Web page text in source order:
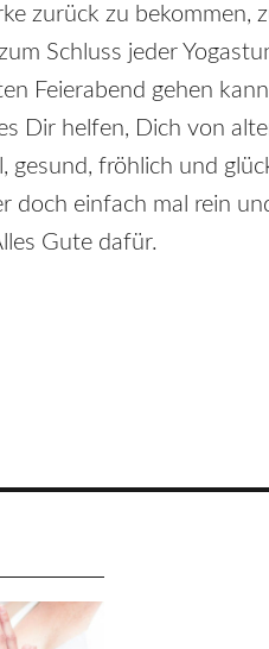
zurück zu
Schluss jeder
Feierabend gehen
Dir helfen, Dich von
gesund, fröhlich und
doch einfach mal rein
Gute dafür.